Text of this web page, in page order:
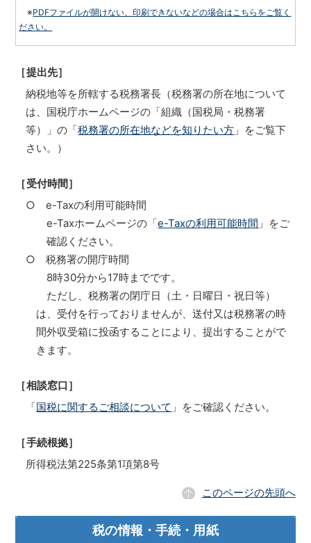
※PDFファイルが開けない、印刷できないなどの場合はこちらをご覧く
ださい。
［提出先］
納税地等を所轄する税務署長（税務署の所在地について
は、国税庁ホームページの「組織（国税局・税務署
等）」の「税務署の所在地などを知りたい方 」をご覧下
さい。）
［受付時間］
○ e-Taxの利用可能時間
e-Taxホームページの「e-Taxの利用可能時間 」をご
確認ください。
○ 税務署の開庁時間
8時30分から17時までです。
ただし、税務署の閉庁日（土・日曜日・祝日等）
は、受付を行っておりませんが、送付又は税務署の時
間外収受箱に投函することにより、提出することがで
きます。
［相談窓口］
「国税に関するご相談について 」をご確認ください。
［手続根拠］
所得税法第225条第1項第8号
このページの先頭へ
税の情報・手続・用紙